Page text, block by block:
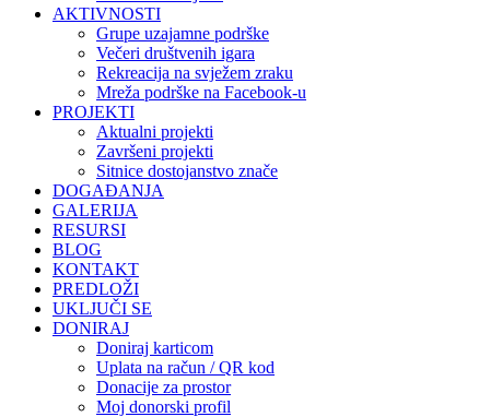
AKTIVNOSTI
Grupe uzajamne podrške
Večeri društvenih igara
Rekreacija na svježem zraku
Mreža podrške na Facebook-u
PROJEKTI
Aktualni projekti
Završeni projekti
Sitnice dostojanstvo znače
DOGAĐANJA
GALERIJA
RESURSI
BLOG
KONTAKT
PREDLOŽI
UKLJUČI SE
DONIRAJ
Doniraj karticom
Uplata na račun / QR kod
Donacije za prostor
Moj donorski profil